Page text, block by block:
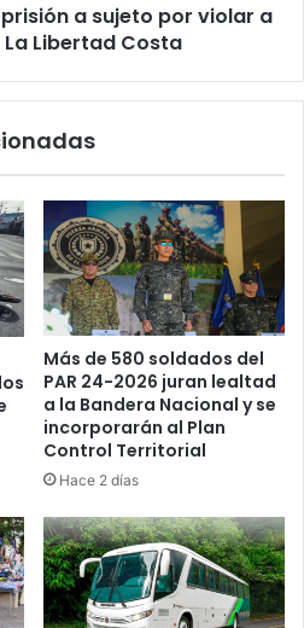
a sujeto por violar a
La Libertad Costa
Más de 580 soldados del
PAR 24-2026 juran lealtad
a la Bandera Nacional y se
incorporarán al Plan
Control Territorial
Hace 2 días